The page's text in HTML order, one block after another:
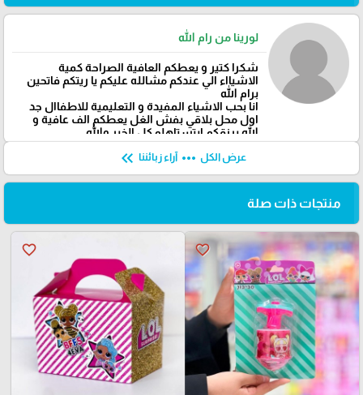
لورينا من رام الله
شكرا كتير و يعطكم العافية الصراحة كمية
الاشيااء الي عندكم مشالله عليكم يا ريتكم فاتحين
برام الله
انا بحب الاشياء المفيدة و التعليمية للاطفاال جد
اول محل بلاقي بفش الغل يعطكم الف عافية و
الله يرزقكم ابتستاهلو كل الخير والله
عرض الكل more_horiz آراء زبائننا keyboard_double_arrow_left
منتجات ذات صلة
favorite_border
favorite_border